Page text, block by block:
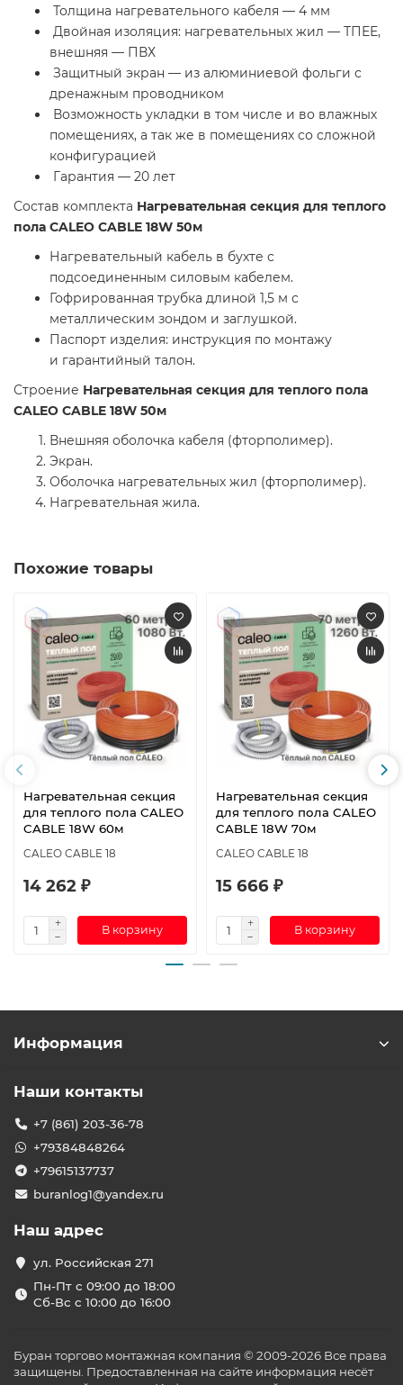
Толщина нагревательного кабеля — 4 мм
Двойная изоляция: нагревательных жил — ТПЕЕ,
внешняя — ПВХ
Защитный экран — из алюминиевой фольги с
дренажным проводником
Возможность укладки в том числе и во влажных
помещениях, а так же в помещениях со сложной
конфигурацией
Гарантия — 20 лет
Состав комплекта Нагревательная секция для теплого
пола CALEO CABLE 18W 50м
Нагревательный кабель в бухте с
подсоединенным силовым кабелем.
Гофрированная трубка длиной 1,5 м с
металлическим зондом и заглушкой.
Паспорт изделия: инструкция по монтажу
и гарантийный талон.
Строение Нагревательная секция для теплого пола
CALEO CABLE 18W 50м
Внешняя оболочка кабеля (фторполимер).
Экран.
Оболочка нагревательных жил (фторполимер).
Нагревательная жила.
Похожие товары
Нагревательная секция
для теплого пола CALEO
CABLE 18W 60м
CALEO CABLE 18
14 262 ₽
В корзину
Нагревательная секция
для теплого пола CALEO
CABLE 18W 70м
CALEO CABLE 18
15 666 ₽
В корзину
Информация
Наши контакты
+7 (861) 203-36-78
+79384848264
+79615137737
buranlog1@yandex.ru
Наш адрес
ул. Российская 271
Пн-Пт с 09:00 до 18:00
Сб-Вс с 10:00 до 16:00
Буран торгово монтажная компания © 2009-2026 Все права
защищены. Предоставленная на сайте информация несёт